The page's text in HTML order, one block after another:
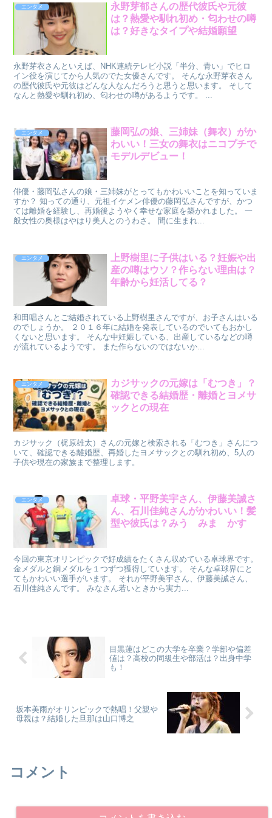
エンタメ
永野芽郁さんの歴代彼氏や元彼
は？熱愛や馴れ初め・匂わせの噂
は？好きなタイプや結婚願望
永野芽衣さんといえば、NHK連続テレビ小説「半分、青い」でヒロ
イン役を演じてから人気のでた女優さんです。 そんな永野芽衣さん
の歴代彼氏や元彼はどんな人なんだろうと思うと思います。 そして
なんと熱愛や馴れ初め、匂わせの噂があるようです。 ...
エンタメ
藤岡弘の娘、三姉妹（舞衣）がか
わいい！三女の舞衣はニコプチで
モデルデビュー！
俳優・藤岡弘さんの娘・三姉妹がとってもかわいいことを知っていま
すか？ 知っての通り、元祖イケメン俳優の藤岡弘さんですが、かつ
ては離婚を経験し、再婚後ようやく幸せな家庭を築かれました。 一
般女性の奥様はやはり美人とのうわさ。 間に生まれ...
エンタメ
上野樹里に子供はいる？妊娠や出
産の噂はウソ？作らない理由は？
年齢から妊活してる？
和田唱さんとご結婚されている上野樹里さんですが、お子さんはいる
のでしょうか。 ２０１６年に結婚を発表しているのでいてもおかし
くないと思います。 そんな中妊娠している、出産しているなどの噂
が流れているようです。 また作らないのではないか...
エンタメ
カジサックの元嫁は「むつき」？
確認できる結婚歴・離婚とヨメサ
ックとの現在
カジサック（梶原雄太）さんの元嫁と検索される「むつき」さんにつ
いて、確認できる離婚歴、再婚したヨメサックとの馴れ初め、5人の
子供や現在の家族まで整理します。
エンタメ
卓球・平野美宇さん、伊藤美誠さ
ん、石川佳純さんがかわいい！髪
型や彼氏は？みう みま かす
今回の東京オリンピックで好成績をたくさん収めている卓球界です。
金メダルと銅メダルを１つずつ獲得しています。 そんな卓球界にと
てもかわいい選手がいます。 それが平野美宇さん、伊藤美誠さん、
石川佳純さんです。 みなさん若いときから実力...
目黒蓮はどこの大学を卒業？学部や偏差
値は？高校の同級生や部活は？出身中学
も！
坂本美雨がオリンピックで熱唱！父親や
母親は？結婚した旦那は山口博之
コメント